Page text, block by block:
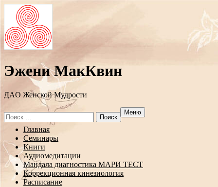
Эжени МакКвин
ДAO Женской Мудрости
Search
for:
Меню
Перейти
содержанию
Главная
Семинары
Книги
Аудиомедитации
Мандала диагностика МАРИ ТЕСТ
Коррекционная кинезиология
Расписание